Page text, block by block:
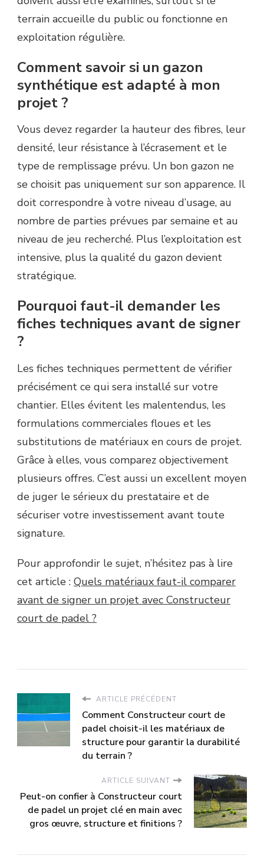
terrain accueille du public ou fonctionne en
exploitation régulière.
Comment savoir si un gazon
synthétique est adapté à mon
projet ?
Vous devez regarder la hauteur des fibres, leur
densité, leur résistance à l’écrasement et le
type de remplissage prévu. Un bon gazon ne
se choisit pas uniquement sur son apparence. Il
doit correspondre à votre niveau d’usage, au
nombre de parties prévues par semaine et au
niveau de jeu recherché. Plus l’exploitation est
intensive, plus la qualité du gazon devient
stratégique.
Pourquoi faut-il demander les
fiches techniques avant de signer
?
Les fiches techniques permettent de vérifier
précisément ce qui sera installé sur votre
chantier. Elles évitent les malentendus, les
formulations commerciales floues et les
substitutions de matériaux en cours de projet.
Grâce à elles, vous comparez objectivement
plusieurs offres. C’est aussi un excellent moyen
de juger le sérieux du prestataire et de
sécuriser votre investissement avant toute
signature.
Pour approfondir le sujet, n’hésitez pas à lire
cet article : Quels matériaux faut-il comparer
avant de signer un projet avec Constructeur
court de padel ?
ARTICLE PRÉCÉDENT
Comment Constructeur court de
padel choisit-il les matériaux de
structure pour garantir la durabilité
du terrain ?
ARTICLE SUIVANT
Peut-on confier à Constructeur court
de padel un projet clé en main avec
gros œuvre, structure et finitions ?